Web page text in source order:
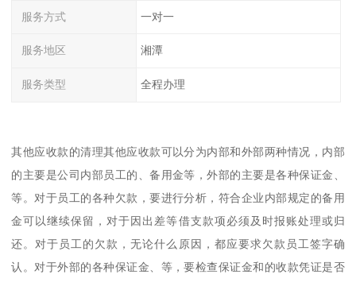
服务方式 一对一
服务地区 湘潭
服务类型 全程办理
其他应收款的清理其他应收款可以分为内部和外部两种情况，内部
的主要是公司内部员工的、备用金等，外部的主要是各种保证金、
等。对于员工的各种欠款，要进行分析，符合企业内部规定的备用
金可以继续保留，对于因出差等借支款项必须及时报账处理或归
还。对于员工的欠款，无论什么原因，都应要求欠款员工签字确
认。对于外部的各种保证金、等，要检查保证金和的收款凭证是否